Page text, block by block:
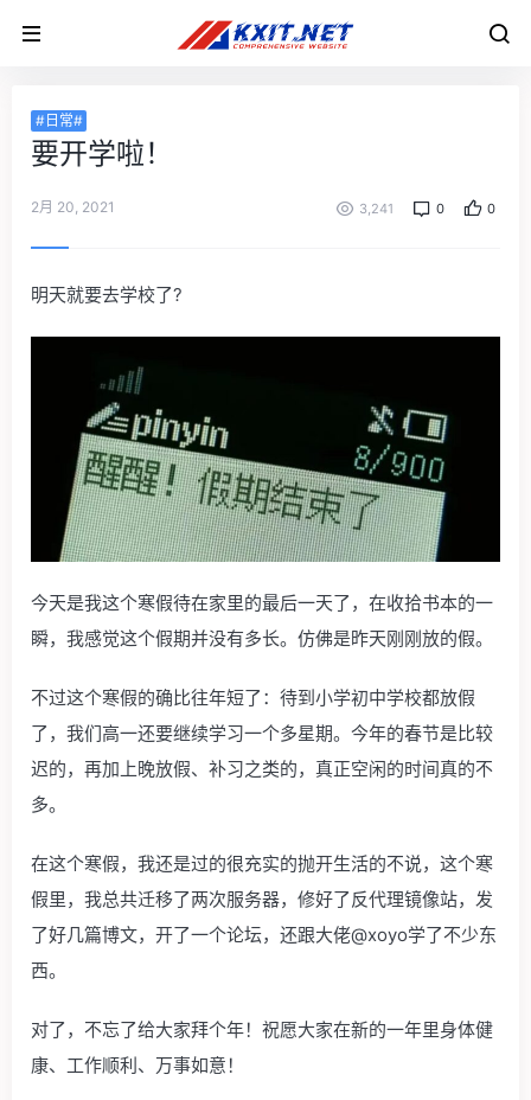
#日常#
要开学啦！
2月 20, 2021 3,241 0 0
明天就要去学校了?
今天是我这个寒假待在家里的最后一天了，在收拾书本的一
瞬，我感觉这个假期并没有多长。仿佛是昨天刚刚放的假。
不过这个寒假的确比往年短了：待到小学初中学校都放假
了，我们高一还要继续学习一个多星期。今年的春节是比较
迟的，再加上晚放假、补习之类的，真正空闲的时间真的不
多。
在这个寒假，我还是过的很充实的抛开生活的不说，这个寒
假里，我总共迁移了两次服务器，修好了反代理镜像站，发
了好几篇博文，开了一个论坛，还跟大佬@xoyo学了不少东
西。
对了，不忘了给大家拜个年！祝愿大家在新的一年里身体健
康、工作顺利、万事如意！